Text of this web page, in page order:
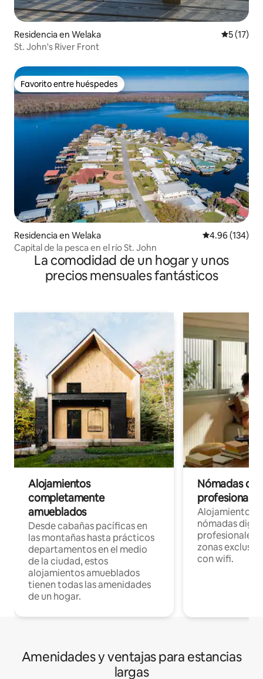
Residencia en Welaka
5 (17)
St. John's River Front
Favorito entre huéspedes
Favorito entre huéspedes
Residencia en Welaka Calificación
4.96 (134)
Capital de la pesca en el río St. John
La comodidad de un hogar y unos
precios mensuales fantásticos
Alojamientos
completamente
amueblados
Desde cabañas pacíficas en
las montañas hasta prácticos
departamentos en el medio
de la ciudad, estos
alojamientos amueblados
tienen todas las amenidades
de un hogar.
Nómadas
Alojamientos
nómadas
profesionales
zonas
con wifi.
Amenidades y ventajas para estancias
largas